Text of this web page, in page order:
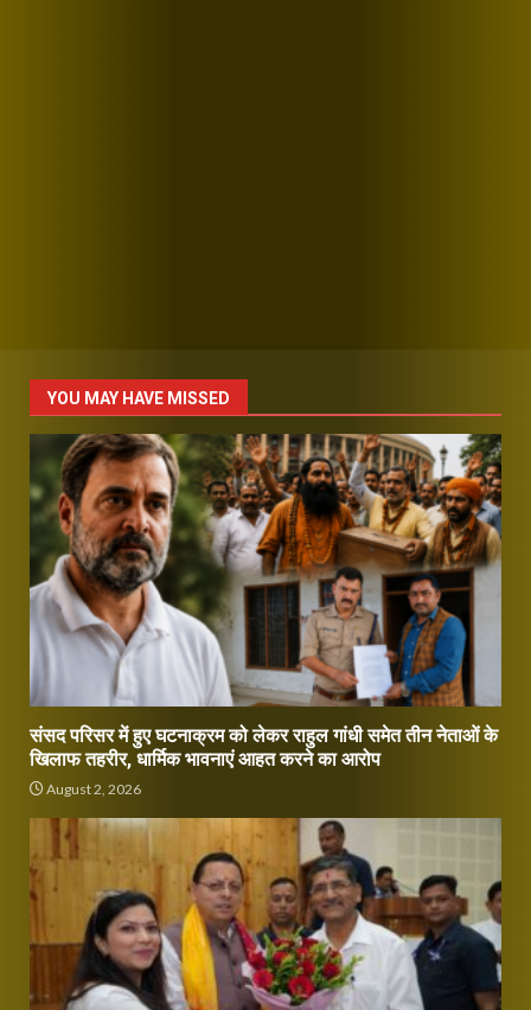
YOU MAY HAVE MISSED
संसद परिसर में हुए घटनाक्रम को लेकर राहुल गांधी समेत तीन नेताओं के
खिलाफ तहरीर, धार्मिक भावनाएं आहत करने का आरोप
August 2, 2026